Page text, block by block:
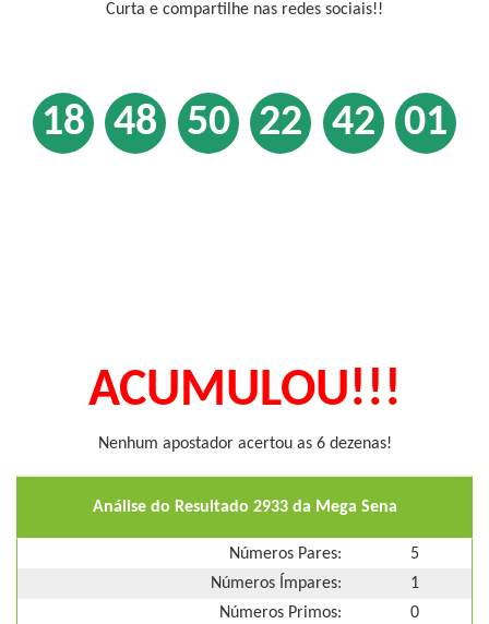
Curta e compartilhe nas redes sociais!!
18 48 50 22 42 01
ACUMULOU!!!
Nenhum apostador acertou as 6 dezenas!
Análise do Resultado 2933 da Mega Sena
Números Pares:
5
Números Ímpares:
1
Números Primos:
0